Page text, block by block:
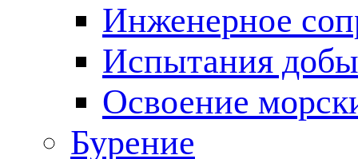
Инженерное
Испытания
Освоение
Бурение